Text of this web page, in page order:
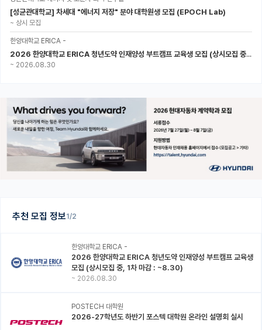
추천 모집 정보1/2
한양대학교 ERICA -
2026 한양대학교 ERICA 청년도약 인재양성 부트캠프 교육생
모집 (상시모집 중, 1차 마감 : ~8.30)
~ 2026.08.30
POSTECH 대학원
2026-27학년도 하반기 포스텍 대학원 온라인 설명회 실시
[성균관대학교] 차세대 "에너지 저장" 분야 대학원생 모집 (EPOCH Lab)
~ 상시 모집
한양대학교 ERICA -
2026 한양대학교 ERICA 청년도약 인재양성 부트캠프 교육생 모집 (상시모집 중, 1차 마감 : ~8.30)
~ 2026.08.30